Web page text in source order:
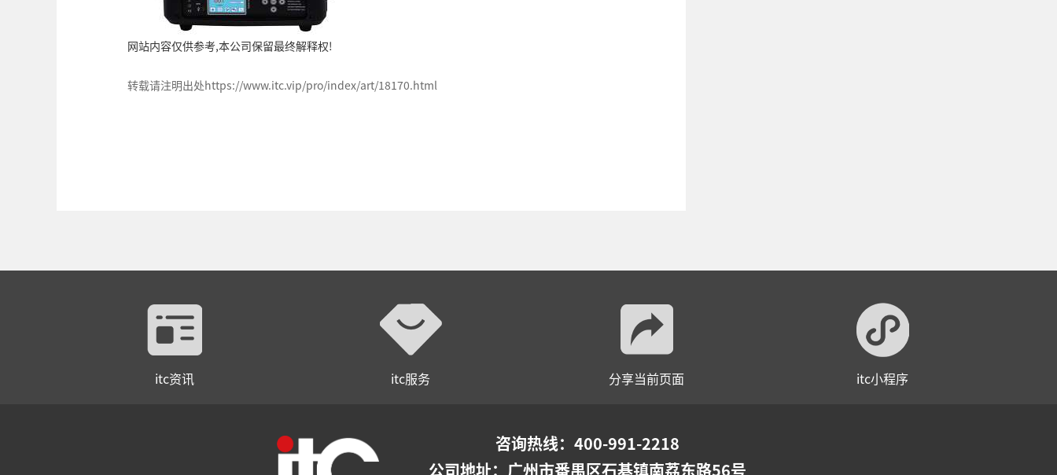
网站内容仅供参考,本公司保留最终解释权!
转载请注明出处https://www.itc.vip/pro/index/art/18170.html
itc资讯 itc服务 分享当前页面 itc小程序
咨询热线：400-991-2218
公司地址： 广州市番禺区石碁镇南荔东路56号